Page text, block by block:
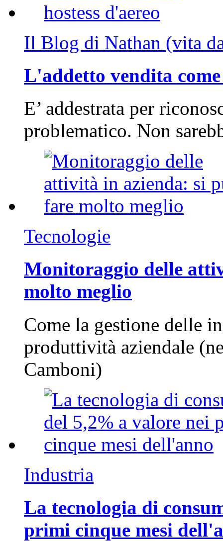
Il Blog di Nathan (vita
L'addetto vendita
E’ addestrata per
problematico. Non
Tecnologie
Monitoraggio delle
molto meglio
Come la gestione delle
produttività aziendale
Camboni)
Industria
La tecnologia di
primi cinque mesi